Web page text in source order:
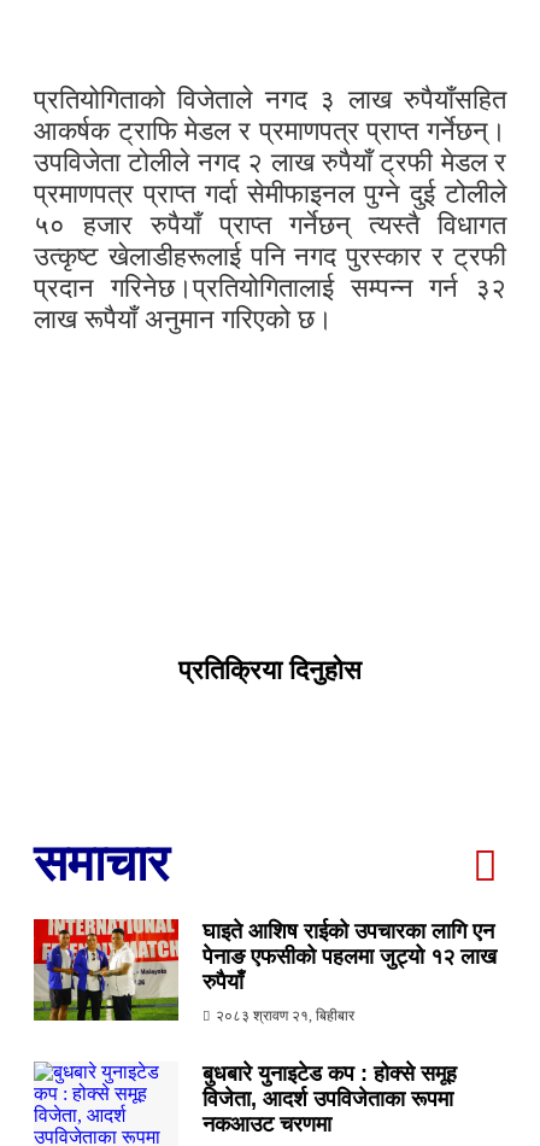
प्रतियोगिताको विजेताले नगद ३ लाख रुपैयाँसहित
आकर्षक ट्राफि मेडल र प्रमाणपत्र प्राप्त गर्नेछन्।
उपविजेता टोलीले नगद २ लाख रुपैयाँ ट्रफी मेडल र
प्रमाणपत्र प्राप्त गर्दा सेमीफाइनल पुग्ने दुई टोलीले
५० हजार रुपैयाँ प्राप्त गर्नेछन् त्यस्तै विधागत
उत्कृष्ट खेलाडीहरूलाई पनि नगद पुरस्कार र ट्रफी
प्रदान गरिनेछ।प्रतियोगितालाई सम्पन्न गर्न ३२
लाख रूपैयाँ अनुमान गरिएको छ।
प्रतिक्रिया दिनुहोस
समाचार
घाइते आशिष राईको उपचारका लागि एन
पेनाङ एफसीको पहलमा जुट्यो १२ लाख
रुपैयाँ
२०८३ श्रावण २१, बिहीबार
बुधबारे युनाइटेड कप : होक्से समूह
विजेता, आदर्श उपविजेताका रूपमा
नकआउट चरणमा